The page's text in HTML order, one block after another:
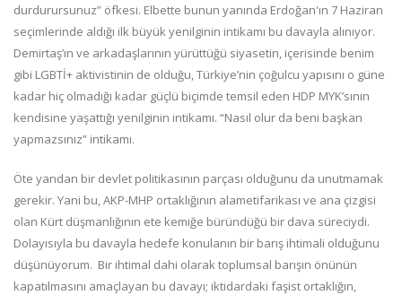
durdurursunuz” öfkesi. Elbette bunun yanında Erdoğan'ın 7 Haziran
seçimlerinde aldığı ilk büyük yenilginin intikamı bu davayla alınıyor.
Demirtaş’ın ve arkadaşlarının yürüttüğü siyasetin, içerisinde benim
gibi LGBTİ+ aktivistinin de olduğu, Türkiye’nin çoğulcu yapısını o güne
kadar hiç olmadığı kadar güçlü biçimde temsil eden HDP MYK’sının
kendisine yaşattığı yenilginin intikamı. “Nasıl olur da beni başkan
yapmazsınız” intikamı.
Öte yandan bir devlet politikasının parçası olduğunu da unutmamak
gerekir. Yani bu, AKP-MHP ortaklığının alametifarikası ve ana çizgisi
olan Kürt düşmanlığının ete kemiğe büründüğü bir dava süreciydi.
Dolayısıyla bu davayla hedefe konulanın bir barış ihtimali olduğunu
düşünüyorum. Bir ihtimal dahi olarak toplumsal barışın önünün
kapatılmasını amaçlayan bu davayı; iktidardaki faşist ortaklığın,